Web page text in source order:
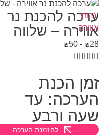
להכנת נר
– שלווה
₪
-
₪50
   
הכנת
עד
ורבע
להזמנת הערכה